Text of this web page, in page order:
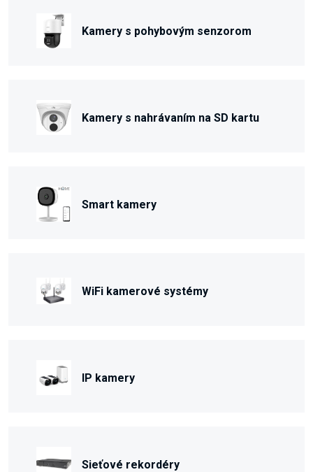
Kamery s pohybovým senzorom
Kamery s nahrávaním na SD kartu
Smart kamery
WiFi kamerové systémy
IP kamery
Sieťové rekordéry